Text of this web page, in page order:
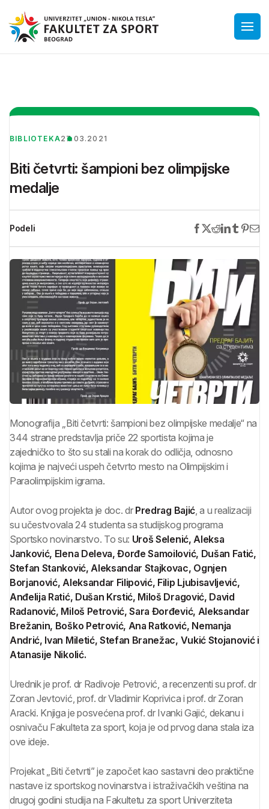
BIBLIOTEKA27.03.2021
Biti četvrti: šampioni bez olimpijske
medalje
Podeli
Monografija „Biti četvrti: šampioni bez olimpijske medalje“ na
344 strane predstavlja priče 22 sportista kojima je
zajedničko to što su stali na korak do odličja, odnosno
kojima je najveći uspeh četvrto mesto na Olimpijskim i
Paraolimpijskim igrama.
Autor ovog projekta je doc. dr Predrag Bajić, a u realizaciji
su učestvovala 24 studenta sa studijskog programa
Sportsko novinarstvo. To su: Uroš Selenić, Aleksa
Janković, Elena Deleva, Đorđe Samoilović, Dušan Fatić,
Stefan Stanković, Aleksandar Stajkovac, Ognjen
Borjanović, Aleksandar Filipović, Filip Ljubisavljević,
Anđelija Ratić, Dušan Krstić, Miloš Dragović, David
Radanović, Miloš Petrović, Sara Đorđević, Aleksandar
Brežanin, Boško Petrović, Ana Ratković, Nemanja
Andrić, Ivan Miletić, Stefan Branežac, Vukić Stojanović i
Atanasije Nikolić.
Urednik je prof. dr Radivoje Petrović, a recenzenti su prof. dr
Zoran Jevtović, prof. dr Vladimir Koprivica i prof. dr Zoran
Aracki. Knjiga je posvećena prof. dr Ivanki Gajić, dekanu i
osnivaču Fakulteta za sport, koja je od prvog dana stala iza
ove ideje.
Projekat „Biti četvrti” je započet kao sastavni deo praktične
nastave iz sportskog novinarstva i istraživačkih veština na
drugoj godini studija na Fakultetu za sport Univerziteta